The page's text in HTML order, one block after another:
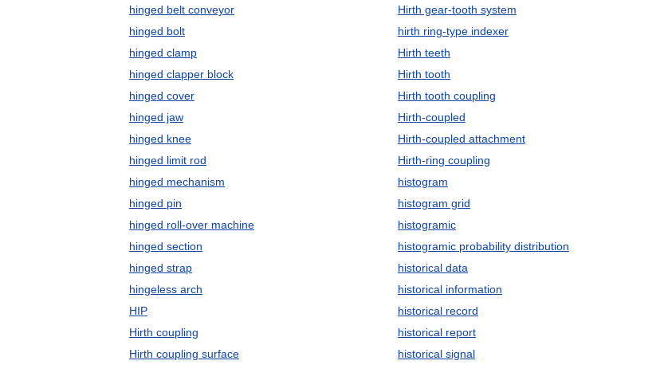
hinged belt conveyor
hinged bolt
hinged clamp
hinged clapper block
hinged cover
hinged jaw
hinged knee
hinged limit rod
hinged mechanism
hinged pin
hinged roll-over machine
hinged section
hinged strap
hingeless arch
HIP
Hirth coupling
Hirth coupling surface
Hirth gear-tooth system
hirth ring-type indexer
Hirth teeth
Hirth tooth
Hirth tooth coupling
Hirth-coupled
Hirth-coupled attachment
Hirth-ring coupling
histogram
histogram grid
histogramic
histogramic probability distribution
historical data
historical information
historical record
historical report
historical signal